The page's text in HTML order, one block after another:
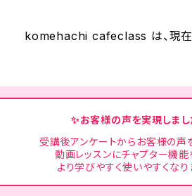
komehachi cafeclass は、現在
✨お客様の声を実現しまし
受講後アンケートからお客様の声
動画レッスンにチャプター機能
より学びやすく使いやすくなり